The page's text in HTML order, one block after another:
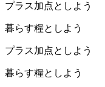
プラス加点としよう
暮らす糧としよう
プラス加点としよう
暮らす糧としよう